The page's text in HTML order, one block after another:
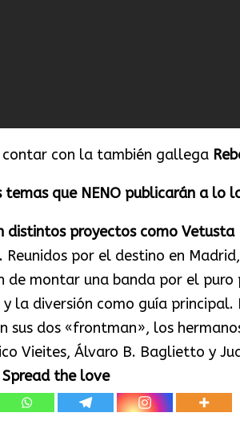
con la también gallega
que NENO publicarán a lo
distintos proyectos como
por el destino en
de montar una banda por el puro
la diversión como guía principal.
dos «frontman», los
Vieites, Álvaro B. Baglietto y
Spread the love